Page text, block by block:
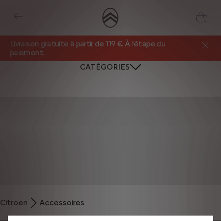
Livraison gratuite à partir de 119 €. À l’étape du
paiement.
CATÉGORIES
Citroen Accessoires
permettent de vous fournir des fonctionnalités essentielles telles que la